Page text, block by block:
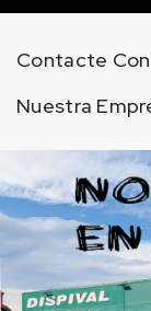
Contacte
Nuestra